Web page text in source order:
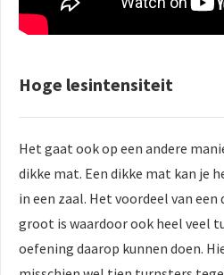
Hoge lesintensiteit
Het gaat ook op een andere
dikke mat. Een dikke mat kan je
in een zaal. Het voordeel van
groot is waardoor ook heel veel
oefening daarop kunnen doen.